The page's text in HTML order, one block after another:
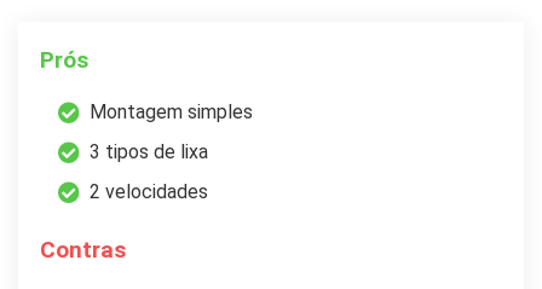
Prós
Montagem simples
3 tipos de lixa
2 velocidades
Contras